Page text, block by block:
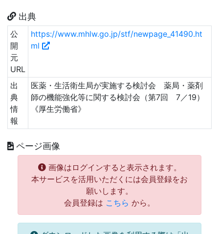
出典
公
開
元
URL
https://www.mhlw.go.jp/stf/newpage_41490.ht
ml
出
典
情
報
医薬・生活衛生局が実施する検討会 薬局・薬剤
師の機能強化等に関する検討会（第7回 7／19）
《厚生労働省》
ページ画像
画像はログインすると表示されます。
本サービスを活用いただくには会員登録をお
願いします。
会員登録は こちら から。